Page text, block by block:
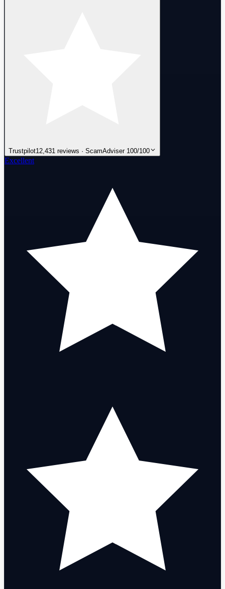
Trustpilot12,431 reviews · ScamAdviser 100/100
Excellent